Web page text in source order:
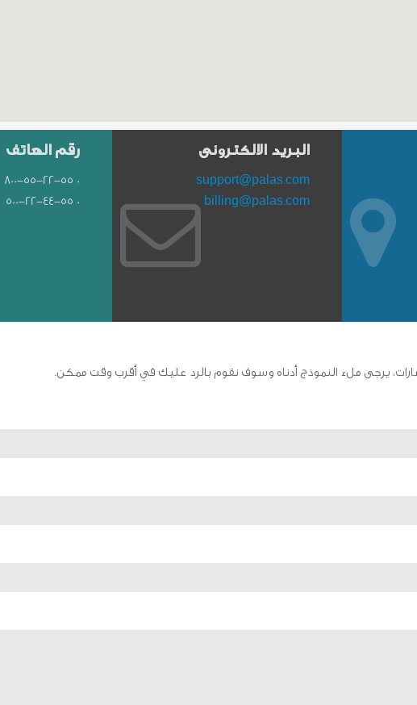
البريد الالكتروني
support@palas.com
billing@palas.com
رقم الهاتف
0 800-55-22-55
0 500-22-44-55
يرجى ملء النموذج أدناه وسوف نقوم بالرد عليك في أقرب وقت ممكن.